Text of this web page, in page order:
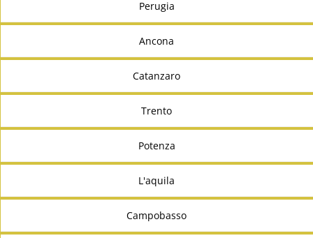
Perugia
Ancona
Catanzaro
Trento
Potenza
L'aquila
Campobasso